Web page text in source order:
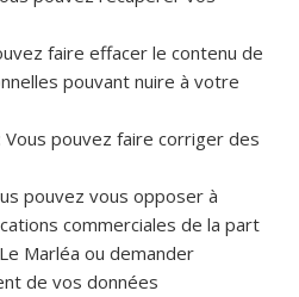
faire effacer le contenu de
pouvant nuire à votre
pouvez faire corriger des
pouvez vous opposer à
commerciales de la part
Marléa ou demander
de vos données